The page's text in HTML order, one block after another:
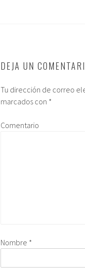
DEJA UN
Tu dirección de correo
marcados con *
Comentario
Nombre *